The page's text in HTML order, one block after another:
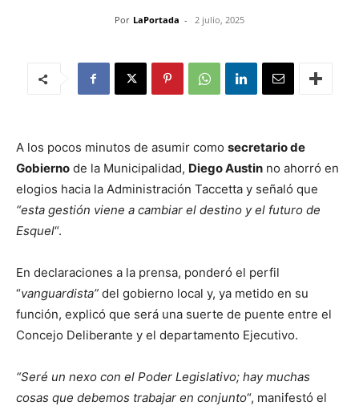
Por LaPortada - 2 julio, 2025
A los pocos minutos de asumir como secretario de
Gobierno de la Municipalidad, Diego Austin no ahorró en
elogios hacia la Administración Taccetta y señaló que
“esta gestión viene a cambiar el destino y el futuro de
Esquel“.
En declaraciones a la prensa, ponderó el perfil
“vanguardista” del gobierno local y, ya metido en su
función, explicó que será una suerte de puente entre el
Concejo Deliberante y el departamento Ejecutivo.
“Seré un nexo con el Poder Legislativo; hay muchas
cosas que debemos trabajar en conjunto“, manifestó el